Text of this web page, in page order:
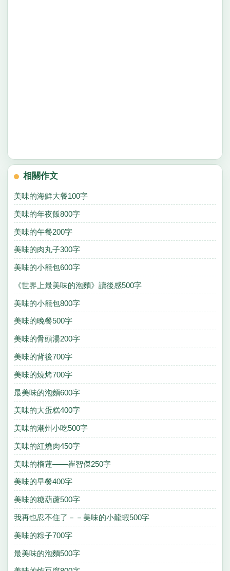
相關作文
美味的海鮮大餐100字
美味的年夜飯800字
美味的午餐200字
美味的肉丸子300字
美味的小籠包600字
《世界上最美味的泡麵》讀後感500字
美味的小籠包800字
美味的晚餐500字
美味的骨頭湯200字
美味的背後700字
美味的燒烤700字
最美味的泡麵600字
美味的大蛋糕400字
美味的潮州小吃500字
美味的紅燒肉450字
美味的榴蓮——崔智傑250字
美味的早餐400字
美味的糖葫蘆500字
我再也忍不住了－－美味的小龍蝦500字
美味的粽子700字
最美味的泡麵500字